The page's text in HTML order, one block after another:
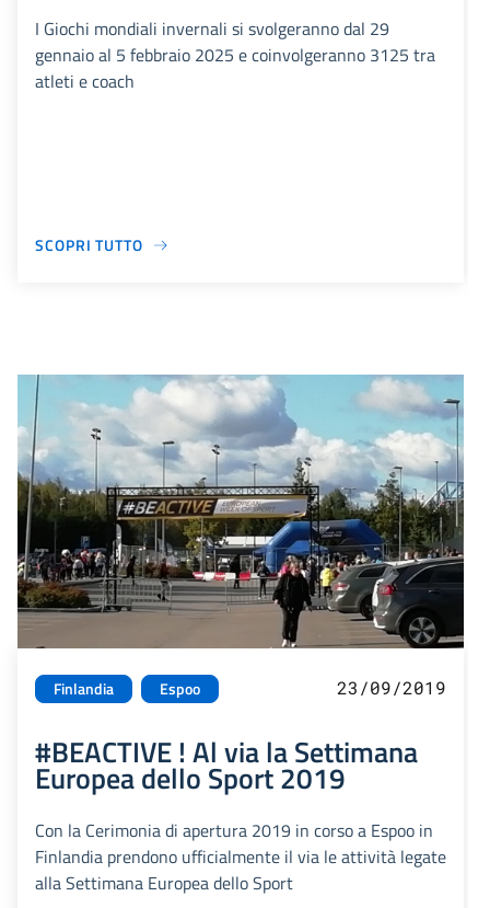
I Giochi mondiali invernali si svolgeranno dal 29
gennaio al 5 febbraio 2025 e coinvolgeranno 3125 tra
atleti e coach
SCOPRI TUTTO
Finlandia Espoo 23/09/2019
#BEACTIVE ! Al via la Settimana
Europea dello Sport 2019
Con la Cerimonia di apertura 2019 in corso a Espoo in
Finlandia prendono ufficialmente il via le attività legate
alla Settimana Europea dello Sport